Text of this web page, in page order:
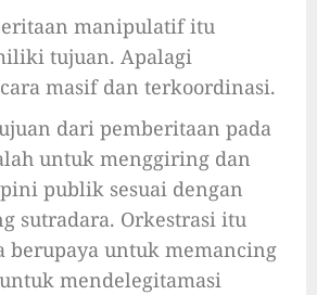
manipulatif itu
tujuan. Apalagi
masif dan terkoordinasi.
dari pemberitaan pada
untuk menggiring dan
publik sesuai dengan
sutradara. Orkestrasi itu
berupaya untuk memancing
mendelegitamasi